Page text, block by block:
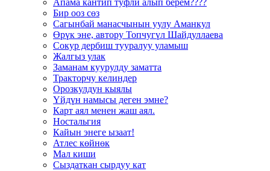
Апама кантип туфли алып берем????
Бир ооз сөз
Сагынбай манасчынын уулу Аманкул
Өрүк эне, автору Топчугүл Шайдуллаева
Сокур дербиш тууралуу уламыш
Жалгыз улак
Заманам куурулду заматта
Тракторчу келиндер
Орозкулдун кыялы
Үйдүн намысы деген эмне?
Карт аял менен жаш аял.
Ностальгия
Кайын энеге ызаат!
Атлес көйнөк
Мал киши
Сыздаткан сырдуу кат